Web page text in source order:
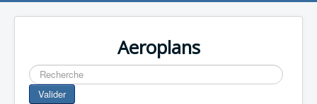
Aeroplans
Rechercher
Valider